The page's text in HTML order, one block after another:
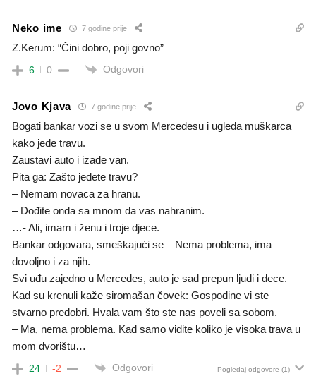
Neko ime 7 godine prije
Z.Kerum: “Čini dobro, poji govno”
6 0 Odgovori
Jovo Kjava 7 godine prije
Bogati bankar vozi se u svom Mercedesu i ugleda muškarca
kako jede travu.
Zaustavi auto i izađe van.
Pita ga: Zašto jedete travu?
– Nemam novaca za hranu.
– Dođite onda sa mnom da vas nahranim.
…- Ali, imam i ženu i troje djece.
Bankar odgovara, smeškajući se – Nema problema, ima
dovoljno i za njih.
Svi uđu zajedno u Mercedes, auto je sad prepun ljudi i dece.
Kad su krenuli kaže siromašan čovek: Gospodine vi ste
stvarno predobri. Hvala vam što ste nas poveli sa sobom.
– Ma, nema problema. Kad samo vidite koliko je visoka trava u
mom dvorištu…
24 -2 Odgovori Pogledaj odgovore (1)